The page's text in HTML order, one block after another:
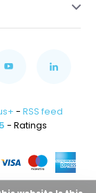
- RSS feed
- Ratings